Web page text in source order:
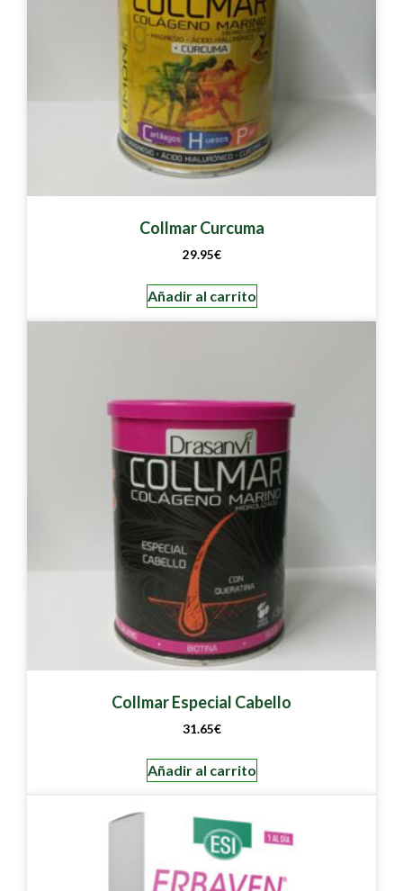
Collmar Curcuma
29.95€
Añadir al carrito
Collmar Especial Cabello
31.65€
Añadir al carrito